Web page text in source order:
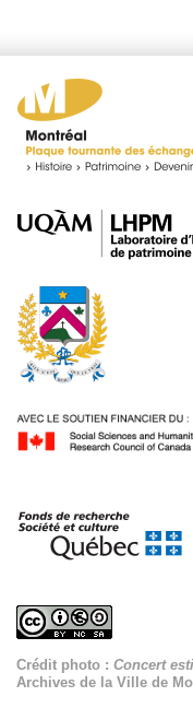
Crédit photo : Concert
Archives de la Ville de